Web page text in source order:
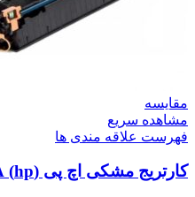
مقایسه
مشاهده سریع
فهرست علاقه مندی ها
کارتریج مشکی اچ پی (hp) 85A